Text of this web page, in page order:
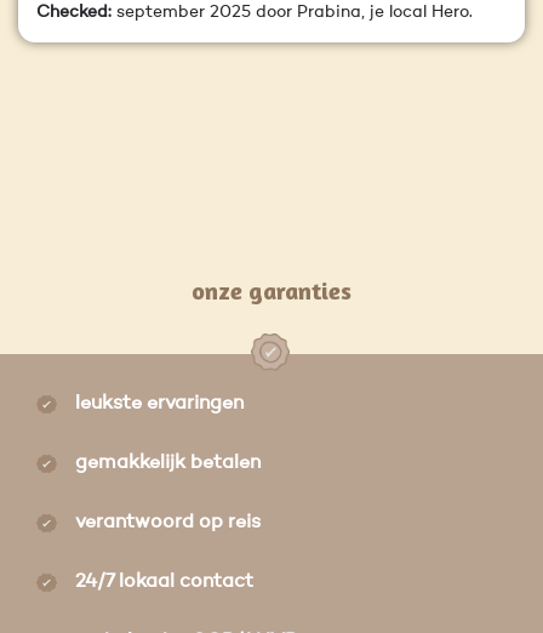
Checked: september 2025 door Prabina, je local Hero.
onze garanties
leukste ervaringen
gemakkelijk betalen
verantwoord op reis
24/7 lokaal contact